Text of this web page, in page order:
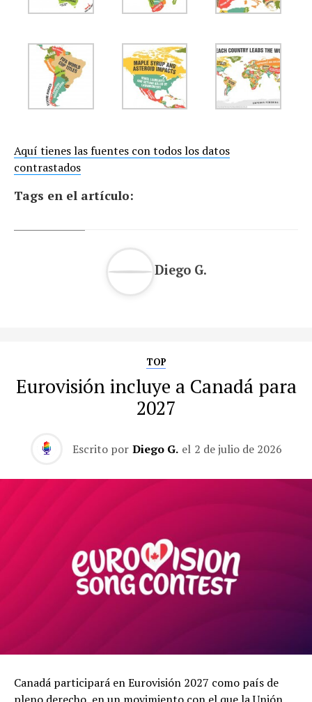
Aquí tienes las fuentes con todos los datos
contrastados
Tags en el artículo:
Diego G.
TOP
Eurovisión incluye a Canadá para
2027
Escrito por Diego G. el 2 de julio de 2026
Canadá participará en Eurovisión 2027 como país de